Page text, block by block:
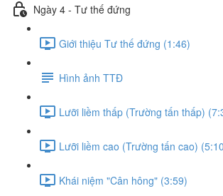
Ngày 4 - Tư thế đứng
Giới thiệu Tư thế đứng (1:46)
Hình ảnh TTĐ
Lưỡi liềm thấp (Trường tấn thấp)
Lưỡi liềm cao (Trường tấn cao)
Khái niệm "Cân hông" (3:59)